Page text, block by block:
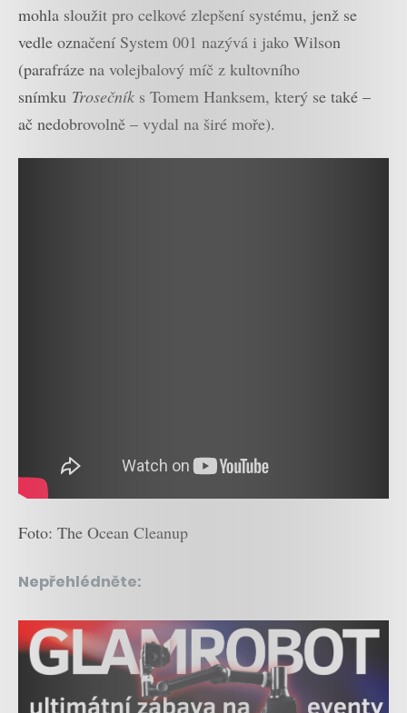
mohla sloužit pro celkové zlepšení systému, jenž se
vedle označení System 001 nazývá i jako Wilson
(parafráze na volejbalový míč z kultovního
snímku Trosečník s Tomem Hanksem, který se také –
ač nedobrovolně – vydal na širé moře).
Foto: The Ocean Cleanup
Nepřehlédněte: